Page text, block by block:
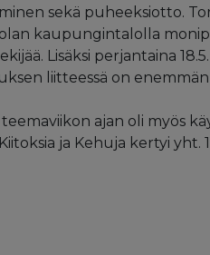
sekä puheeksiotto.
kaupungintalolla
Lisäksi perjantaina
liitteessä on
ajan oli myös
ja Kehuja kertyi yht.